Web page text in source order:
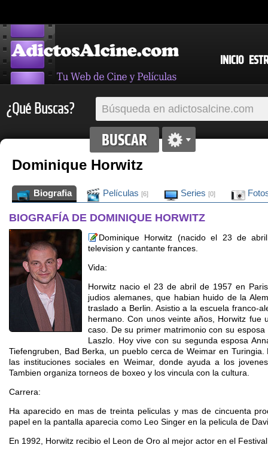
INICIO
¿Qué Buscas?
Dominique Horwitz
Biografia Películas [6] Series [0]
BIOGRAFÍA DE DOMINIQUE HORWITZ
Dominique Horwitz (nacido el 23 de
television y cantante frances.
Vida:
Horwitz nacio el 23 de abril de 1957 en
judios alemanes, que habian huido de la
traslado a Berlin. Asistio a la escuela franco-
hermano. Con unos veinte años, Horwitz fue
caso. De su primer matrimonio con su
Laszlo. Hoy vive con su segunda esposa
Tiefengruben, Bad Berka, un pueblo cerca de Weimar en
las instituciones sociales en Weimar, donde ayuda a los
Tambien organiza torneos de boxeo y los vincula con la cultura.
Carrera:
Ha aparecido en mas de treinta peliculas y mas de cincuenta
papel en la pantalla aparecia como Leo Singer en la pelicula de
En 1992, Horwitz recibio el Leon de Oro al mejor actor en el